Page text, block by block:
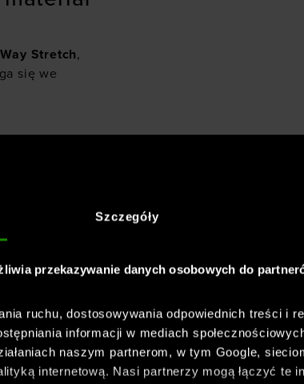
Szczegóły
przekazywanie danych osobowych do
ruchu, dostosowywania odpowiednich treści i
informacji w mediach
naszym partnerom, w tym Google,
internetową. Nasi partnerzy mogą łączyć te
Stretch,
się we
Na
uszyto
gdzie jej
lepsze